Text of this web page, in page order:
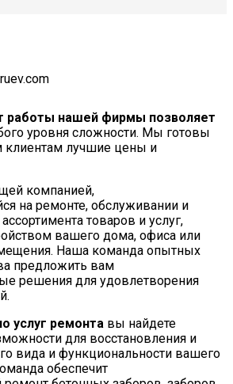
работы нашей фирмы позволяет
уровня сложности. Мы готовы
лучшие цены и
компанией,
на ремонте, обслуживании и
товаров и услуг,
вашего дома, офиса или
Наша команда опытных
предложить вам
решения для удовлетворения
услуг ремонта вы найдете
для восстановления и
вида и функциональности вашего
обеспечит